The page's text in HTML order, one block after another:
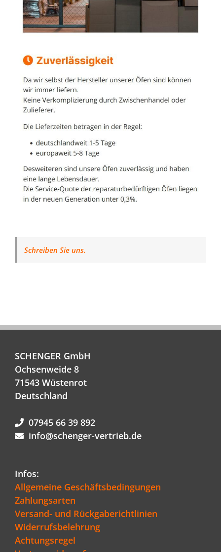
Schreiben Sie uns.
SCHENGER GmbH
Ochsenweide 8
71543 Wüstenrot
Deutschland
07945 66 39 892
info@schenger-vertrieb.de
Infos:
Allgemeine Geschäftsbedingungen
Zahlungsarten
Versand- und Rückgaberichtlinien
Widerrufsbelehrung
Achtungsregel